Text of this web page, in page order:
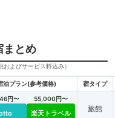
まとめ
よびサービス料込み）
泊プラン(参考価格) 宿タイプ
円〜 55,000円〜
楽天トラベル 旅館